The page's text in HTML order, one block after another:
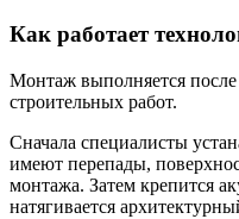
Как работает
Монтаж выполняется
строительных работ.
Сначала специалисты
имеют перепады,
монтажа. Затем крепится
натягивается